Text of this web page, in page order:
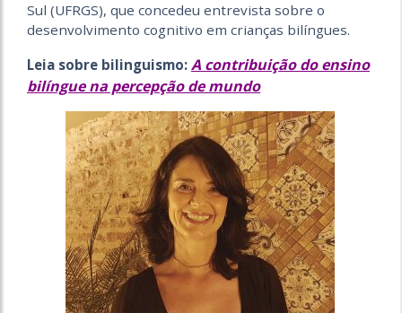
Sul (UFRGS), que concedeu entrevista sobre o
desenvolvimento cognitivo em crianças bilíngues.
Leia sobre bilinguismo: A contribuição do ensino
bilíngue na percepção de mundo